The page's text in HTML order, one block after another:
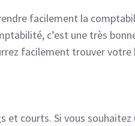
facilement la
c’est une très
facilement trouver votre
courts. Si vous souhaitez